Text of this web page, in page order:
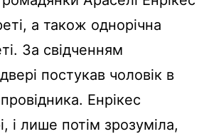
а також однорічна
За свідченням
постукав чоловік в
Енрікес
і лише потім зрозуміла,